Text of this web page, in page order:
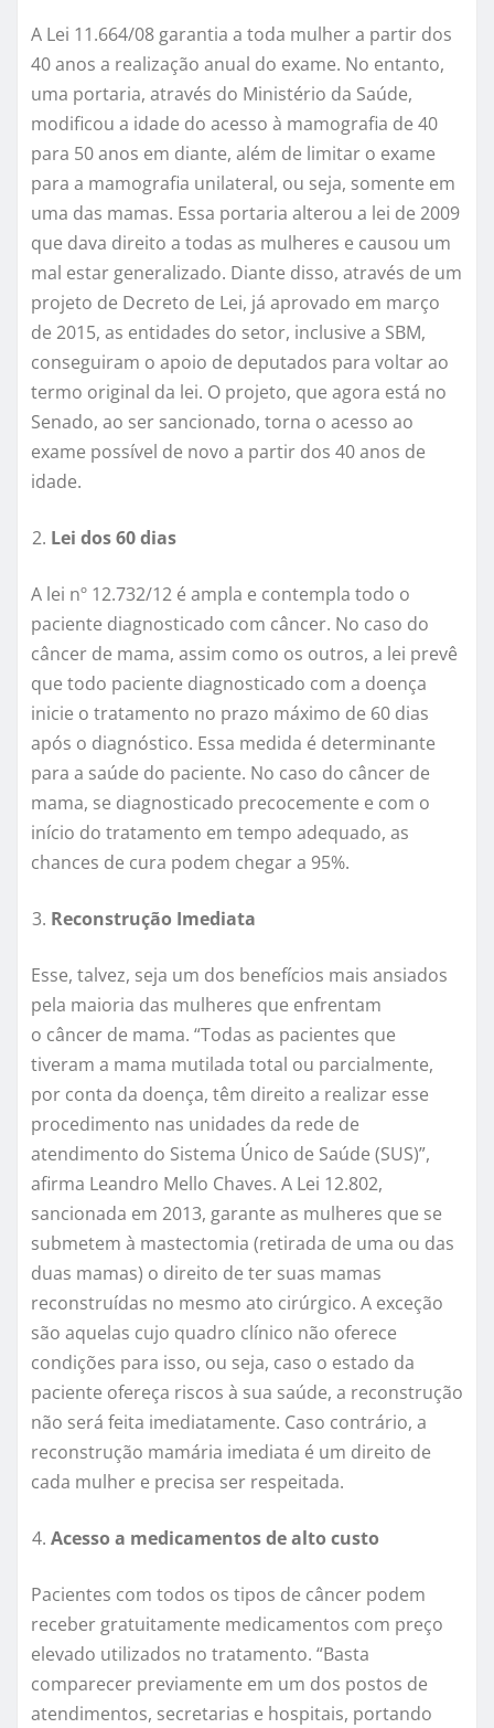
A Lei 11.664/08 garantia a toda mulher a partir dos
40 anos a realização anual do exame. No entanto,
uma portaria, através do Ministério da Saúde,
modificou a idade do acesso à mamografia de 40
para 50 anos em diante, além de limitar o exame
para a mamografia unilateral, ou seja, somente em
uma das mamas. Essa portaria alterou a lei de 2009
que dava direito a todas as mulheres e causou um
mal estar generalizado. Diante disso, através de um
projeto de Decreto de Lei, já aprovado em março
de 2015, as entidades do setor, inclusive a SBM,
conseguiram o apoio de deputados para voltar ao
termo original da lei. O projeto, que agora está no
Senado, ao ser sancionado, torna o acesso ao
exame possível de novo a partir dos 40 anos de
idade.
Lei dos 60 dias
A lei nº 12.732/12 é ampla e contempla todo o
paciente diagnosticado com câncer. No caso do
câncer de mama, assim como os outros, a lei prevê
que todo paciente diagnosticado com a doença
inicie o tratamento no prazo máximo de 60 dias
após o diagnóstico. Essa medida é determinante
para a saúde do paciente. No caso do câncer de
mama, se diagnosticado precocemente e com o
início do tratamento em tempo adequado, as
chances de cura podem chegar a 95%.
Reconstrução Imediata
Esse, talvez, seja um dos benefícios mais ansiados
pela maioria das mulheres que enfrentam
o câncer de mama. “Todas as pacientes que
tiveram a mama mutilada total ou parcialmente,
por conta da doença, têm direito a realizar esse
procedimento nas unidades da rede de
atendimento do Sistema Único de Saúde (SUS)”,
afirma Leandro Mello Chaves. A Lei 12.802,
sancionada em 2013, garante as mulheres que se
submetem à mastectomia (retirada de uma ou das
duas mamas) o direito de ter suas mamas
reconstruídas no mesmo ato cirúrgico. A exceção
são aquelas cujo quadro clínico não oferece
condições para isso, ou seja, caso o estado da
paciente ofereça riscos à sua saúde, a reconstrução
não será feita imediatamente. Caso contrário, a
reconstrução mamária imediata é um direito de
cada mulher e precisa ser respeitada.
Acesso a medicamentos de alto custo
Pacientes com todos os tipos de câncer podem
receber gratuitamente medicamentos com preço
elevado utilizados no tratamento. “Basta
comparecer previamente em um dos postos de
atendimentos, secretarias e hospitais, portando